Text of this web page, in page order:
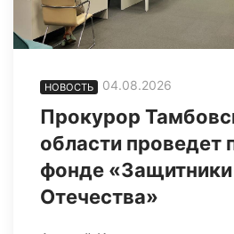
НОВОСТЬ 04.08.2026
Прокурор
области проведет
фонде «Защитники
Отечества»